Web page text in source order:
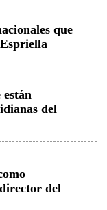
que
están
del
del